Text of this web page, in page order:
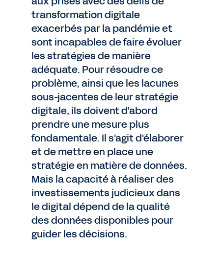
transformation digitale
exacerbés par la pandémie et
sont incapables de faire évoluer
les stratégies de manière
adéquate. Pour résoudre ce
problème, ainsi que les lacunes
sous-jacentes de leur stratégie
digitale, ils doivent d'abord
prendre une mesure plus
fondamentale. Il s'agit d'élaborer
et de mettre en place une
stratégie en matière de données.
Mais la capacité à réaliser des
investissements judicieux dans
le digital dépend de la qualité
des données disponibles pour
guider les décisions.